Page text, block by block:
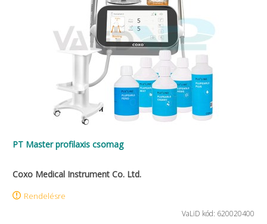
PT Master profilaxis csomag
Coxo Medical Instrument Co. Ltd.
Rendelésre
VaLiD kód: 620020400